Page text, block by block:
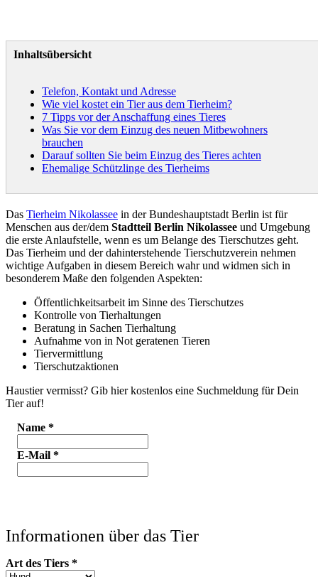
Inhaltsübersicht
Telefon, Kontakt und Adresse
Wie viel kostet ein Tier aus dem Tierheim?
7 Tipps vor der Anschaffung eines Tieres
Was Sie vor dem Einzug des neuen Mitbewohners
brauchen
Darauf sollten Sie beim Einzug des Tieres achten
Ehemalige Schützlinge des Tierheims
Das Tierheim Nikolassee in der Bundeshauptstadt Berlin ist für
Menschen aus der/dem Stadtteil Berlin Nikolassee und Umgebung
die erste Anlaufstelle, wenn es um Belange des Tierschutzes geht.
Das Tierheim und der dahinterstehende Tierschutzverein nehmen
wichtige Aufgaben in diesem Bereich wahr und widmen sich in
besonderem Maße den folgenden Aspekten:
Öffentlichkeitsarbeit im Sinne des Tierschutzes
Kontrolle von Tierhaltungen
Beratung in Sachen Tierhaltung
Aufnahme von in Not geratenen Tieren
Tiervermittlung
Tierschutzaktionen
Haustier vermisst? Gib hier kostenlos eine Suchmeldung für Dein
Tier auf!
Name *
E-Mail *
Informationen über das Tier
Art des Tiers *